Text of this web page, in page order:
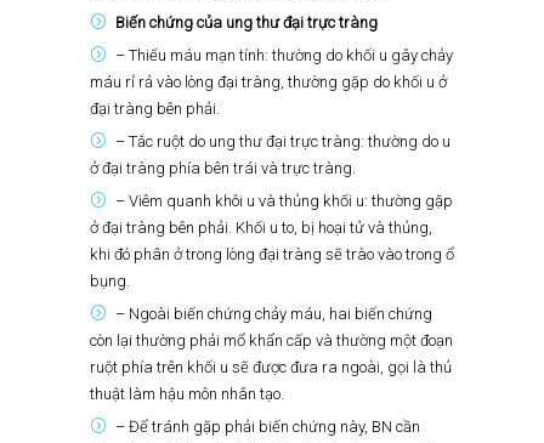
Biến chứng của ung thư đại trực tràng
– Thiếu máu mạn tính: thường do khối u gây chảy
máu rỉ rả vào lòng đại tràng, thường gặp do khối u ở
đại tràng bên phải.
– Tắc ruột do ung thư đại trực tràng: thường do u
ở đại tràng phía bên trái và trực tràng.
– Viêm quanh khôi u và thủng khối u: thường gặp
ở đại tràng bên phải. Khối u to, bị hoại tử và thủng,
khi đó phân ở trong lòng đại tràng sẽ trào vào trong ổ
bụng.
– Ngoài biến chứng chảy máu, hai biến chứng
còn lại thường phải mổ khẩn cấp và thường một đoạn
ruột phía trên khối u sẽ được đưa ra ngoài, gọi là thủ
thuật làm hậu môn nhân tạo.
– Để tránh gặp phải biến chứng này, BN cần